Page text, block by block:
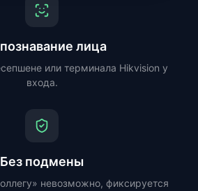
лица
или терминала Hikvision у
входа.
Без подмены
невозможно, фиксируется